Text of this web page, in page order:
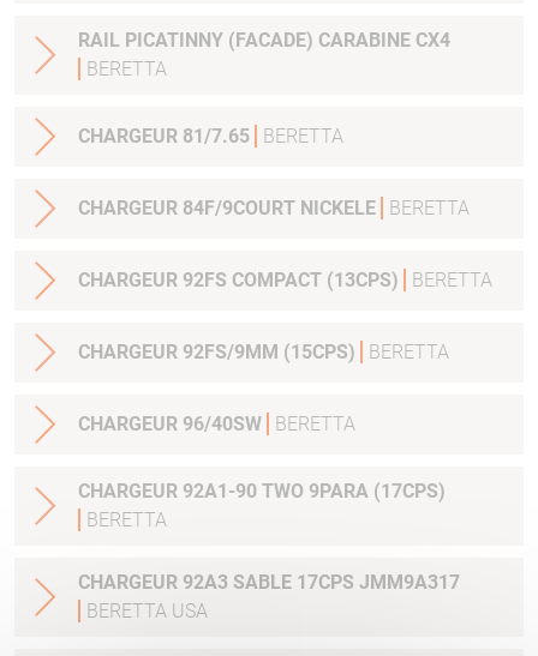
RAIL PICATINNY (FACADE) CARABINE CX4
BERETTA
CHARGEUR 81/7.65 BERETTA
CHARGEUR 84F/9COURT NICKELE BERETTA
CHARGEUR 92FS COMPACT (13CPS) BERETTA
CHARGEUR 92FS/9MM (15CPS) BERETTA
CHARGEUR 96/40SW BERETTA
CHARGEUR 92A1-90 TWO 9PARA (17CPS)
BERETTA
CHARGEUR 92A3 SABLE 17CPS JMM9A317
BERETTA USA